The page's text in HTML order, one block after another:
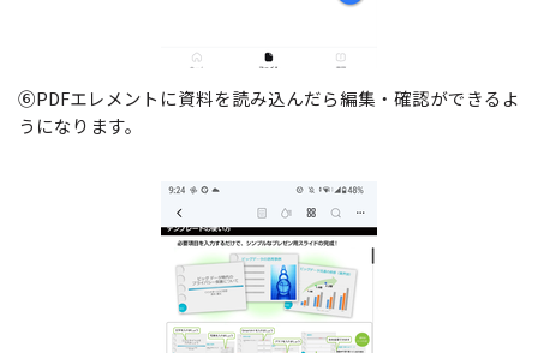
⑥PDFエレメントに資料を読み込んだら編集・確認ができるよ
うになります。